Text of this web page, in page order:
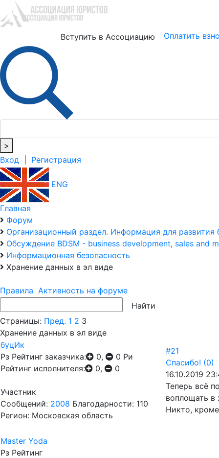
Вступить в Ассоциацию Оплатить
>
Вход
Регистрация
ENG
Главная
Форум
Организационный раздел. Информация для развития
Обсуждение BDSM - business development, sales and
Информационная безопасность
Хранение данных в эл виде
Правила Активность на форуме
Страницы: Пред. 1 2 3
Хранение данных в эл виде
буцИк
Рз Рейтинг заказчика: 0, 0 Ри
Рейтинг исполнителя:
0, 0
Участник
Сообщений: 2008 Благодарности: 110
Регион: Московская область
#21
Спасибо! (0)
16.10.2019
Теперь всё
воплощать в
Никто,
Master Yoda
Рз Рейтинг